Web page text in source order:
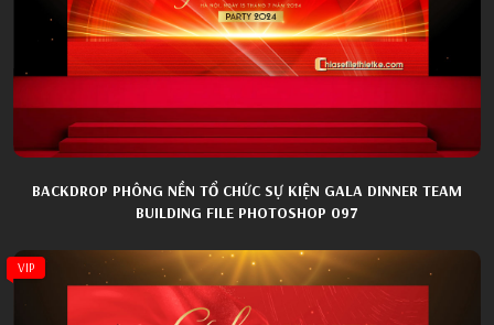
BACKDROP PHÔNG NỀN TỔ CHỨC SỰ KIỆN GALA DINNER TEAM
BUILDING FILE PHOTOSHOP 097
VIP